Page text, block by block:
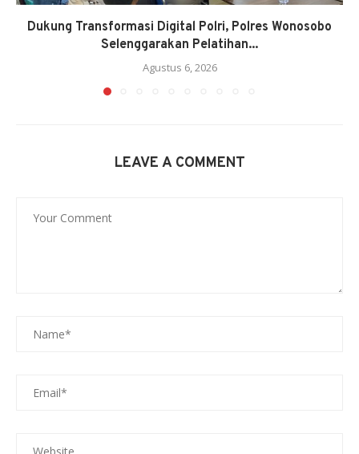
Dukung Transformasi Digital Polri, Polres Wonosobo
Selenggarakan Pelatihan...
Agustus 6, 2026
LEAVE A COMMENT